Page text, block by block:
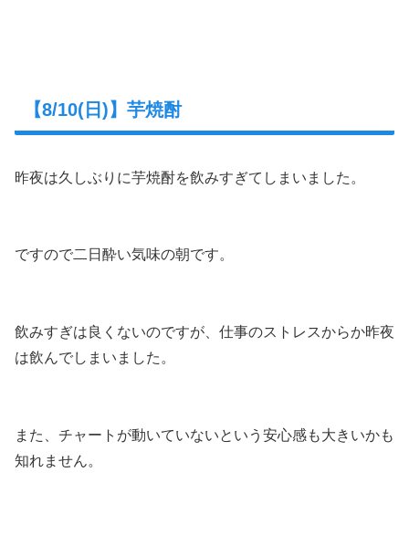
【8/10(日)】芋焼酎
昨夜は久しぶりに芋焼酎を飲みすぎてしまいました。
ですので二日酔い気味の朝です。
飲みすぎは良くないのですが、仕事のストレスからか昨夜
は飲んでしまいました。
また、チャートが動いていないという安心感も大きいかも
知れません。